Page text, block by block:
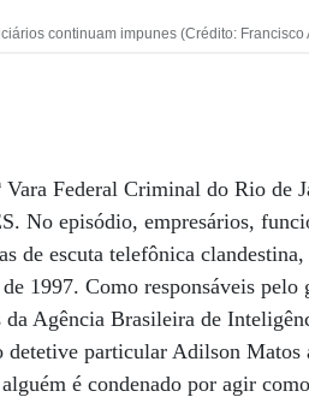
continuam impunes (Crédito: Francisco
Federal Criminal do Rio de
No episódio, empresários,
de escuta telefônica
1997. Como responsáveis
Agência Brasileira de
detetive particular Adilson Matos
é condenado por agir